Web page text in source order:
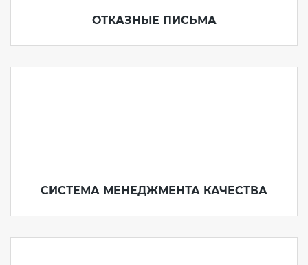
ОТКАЗНЫЕ ПИСЬМА
СИСТЕМА МЕНЕДЖМЕНТА КАЧЕСТВА